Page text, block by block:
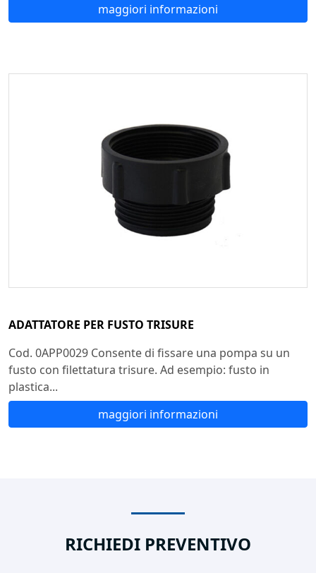
maggiori informazioni
ADATTATORE PER FUSTO TRISURE
Cod. 0APP0029 Consente di fissare una pompa su un
fusto con filettatura trisure. Ad esempio: fusto in
plastica...
maggiori informazioni
RICHIEDI PREVENTIVO